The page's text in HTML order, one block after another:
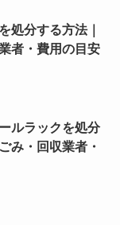
処分する方法｜
者・費用の目安
ルラックを処分
み・回収業者・